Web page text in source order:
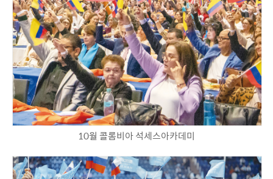
10월 콜롬비아 석세스아카데미